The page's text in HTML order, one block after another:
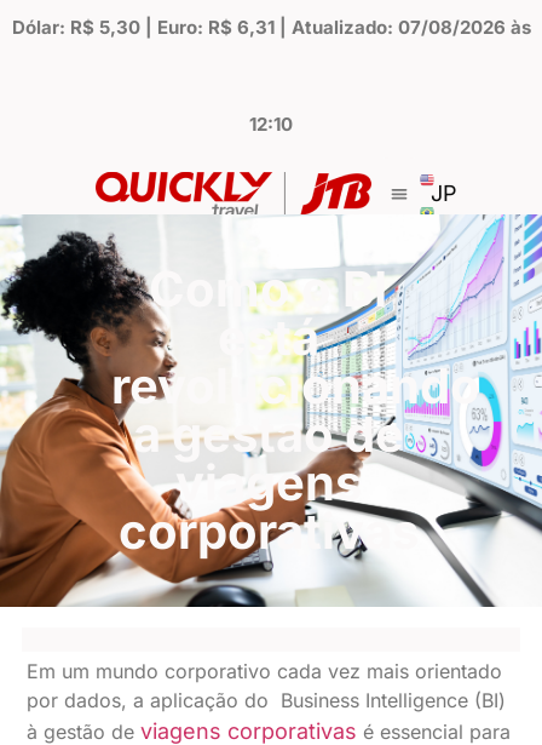
Dólar: R$ 5,30 | Euro: R$ 6,31 | Atualizado: 07/08/2026 às
12:10
JP
Como o BI
está
revolucionando
a gestão de
viagens
corporativas
Em um mundo corporativo cada vez mais orientado
por dados, a aplicação do Business Intelligence (BI)
à gestão deviagens corporativas é essencial para